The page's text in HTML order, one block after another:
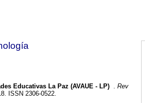
Educativas La Paz (AVAUE - LP) . Rev
ISSN 2306-0522.